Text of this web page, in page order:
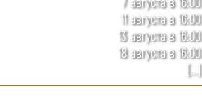
11 августа в 16:00
13 августа в 16:00
18 августа в 16:00
[...]